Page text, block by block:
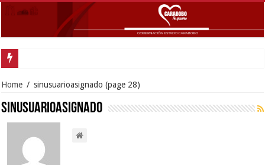
Home / sinusuarioasignado (page 28)
sinusuarioasignado